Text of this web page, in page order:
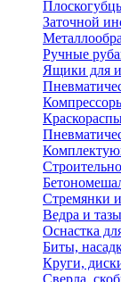
Заточной
Ручные
Ящики для
Стремянки
Ведра и
Оснастка
Биты,
Круги,
Сверла,